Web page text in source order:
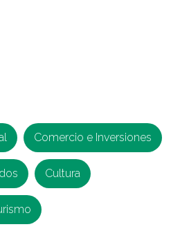
Comercio e Inversiones
Cultura